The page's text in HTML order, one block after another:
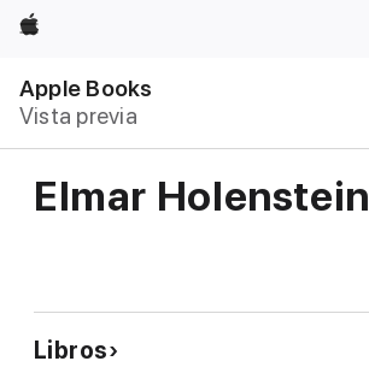
Apple
Apple Books
Vista previa
local
Abrir
Elmar Holenstein
Libros